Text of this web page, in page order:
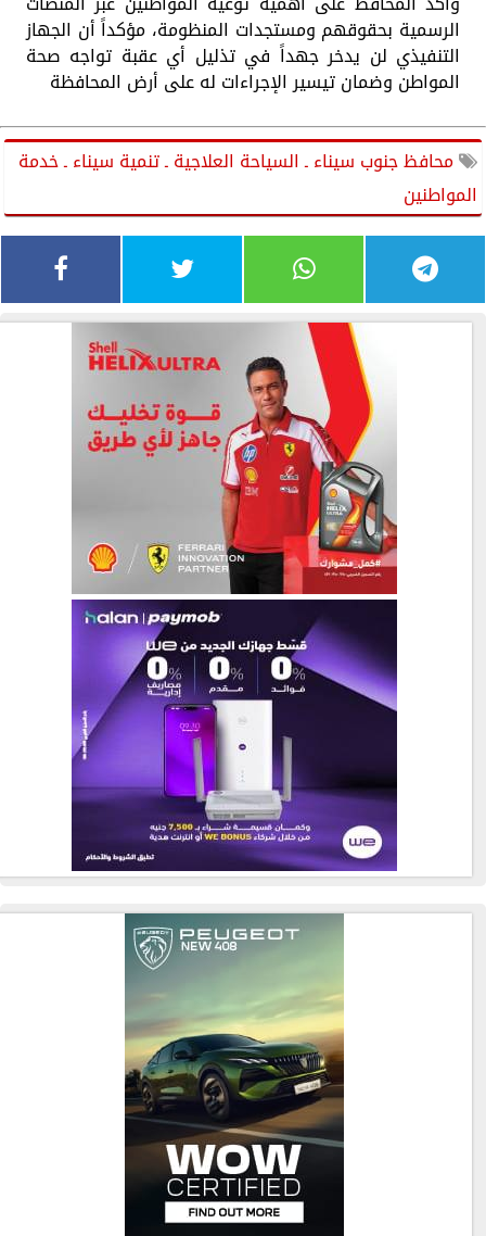
الرسمية بحقوقهم ومستجدات المنظومة، مؤكداً أن الجهاز
التنفيذي لن يدخر جهداً في تذليل أي عقبة تواجه صحة
المواطن وضمان تيسير الإجراءات له على أرض المحافظة
محافظ جنوب سيناء ـ السياحة العلاجية ـ تنمية سيناء ـ خدمة
المواطنين